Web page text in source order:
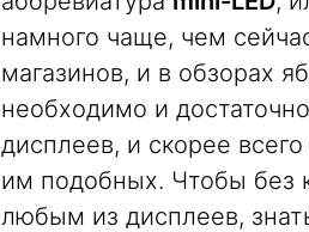
намного чаще, чем
магазинов, и в обзорах
необходимо и
дисплеев, и скорее
им подобных. Чтобы без
любым из дисплеев,